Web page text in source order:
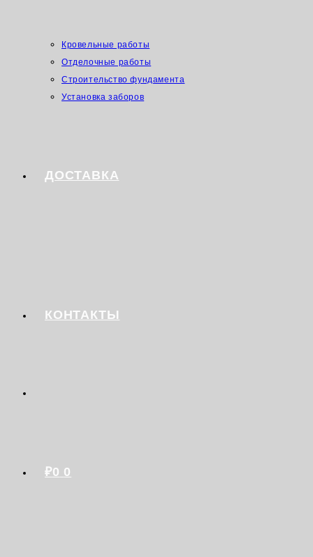
Кровельные работы
Отделочные работы
Строительство фундамента
Установка заборов
ДОСТАВКА
КОНТАКТЫ
₽0 0